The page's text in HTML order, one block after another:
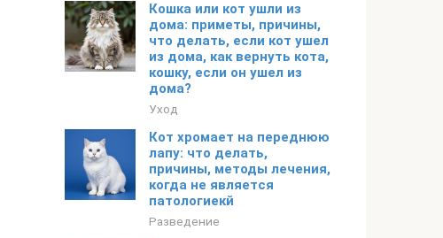
Кошка или кот ушли из
дома: приметы, причины,
что делать, если кот ушел
из дома, как вернуть кота,
кошку, если он ушел из
дома?
Уход
Кот хромает на переднюю
лапу: что делать,
причины, методы лечения,
когда не является
патологиекй
Разведение